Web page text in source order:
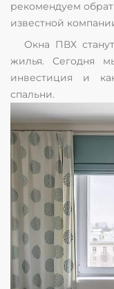
рекомендуем
известной
Окна ПВХ
жилья. Сегодня
инвестиция и
спальни.